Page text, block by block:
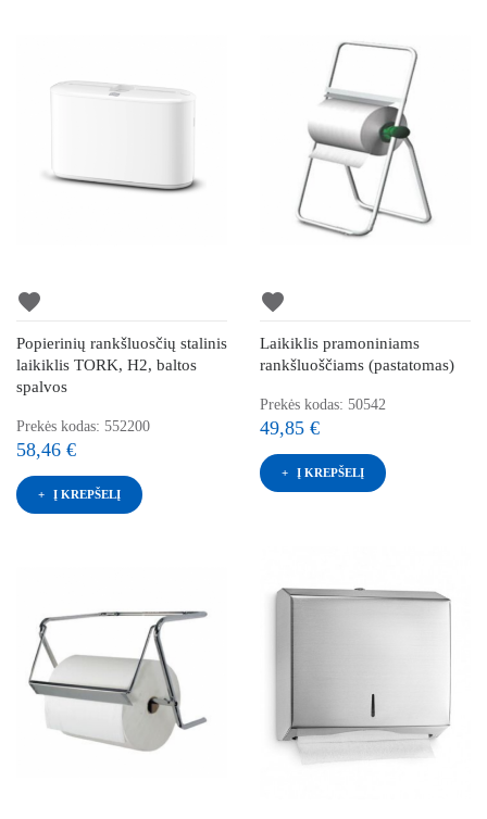
favorite
Popierinių rankšluosčių stalinis
laikiklis TORK, H2, baltos
spalvos
Prekės kodas: 552200
58,46 €
Į KREPŠELĮ
favorite
Laikiklis pramoniniams
rankšluoščiams (pastatomas)
Prekės kodas: 50542
49,85 €
Į KREPŠELĮ